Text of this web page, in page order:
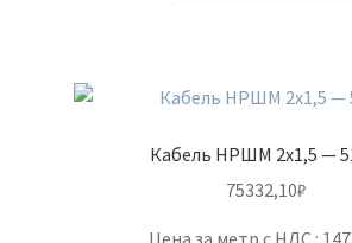
Кабель НРШМ 2х1,5 —
75332,10₽